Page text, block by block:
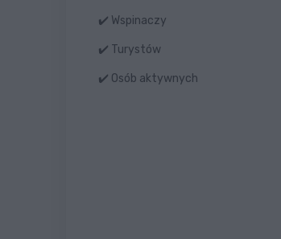
✔️ Wspinaczy
✔️ Turystów
✔️ Osób aktywnych